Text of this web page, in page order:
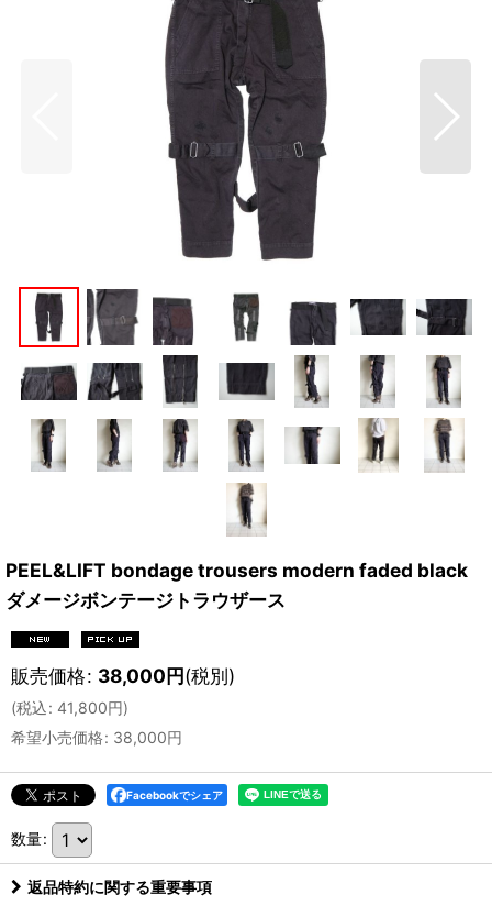
PEEL&LIFT bondage trousers modern faded black
ダメージボンテージトラウザース
販売価格: 38,000円(税別)
(税込: 41,800円)
希望小売価格: 38,000円
Facebookでシェア
数量:
返品特約に関する重要事項